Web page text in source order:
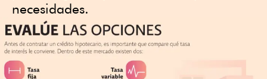
necesidades.